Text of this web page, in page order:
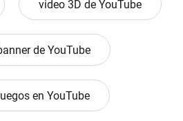
video 3D de YouTube
de YouTube
en YouTube